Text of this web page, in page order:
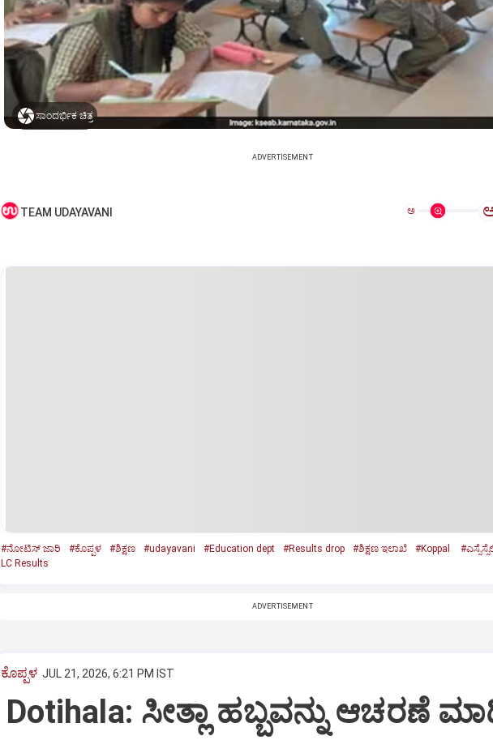
ಸಾಂದರ್ಭಿಕ ಚಿತ್ರ
ADVERTISEMENT
TEAM UDAYAVANI ಅ
#ನೋಟಿಸ್‌ ಜಾರಿ #ಕೊಪ್ಪಳ #ಶಿಕ್ಷಣ #udayavani #Education dept #Results drop #ಶಿಕ್ಷಣ ಇಲಾಖೆ #Koppal
LC Results
ADVERTISEMENT
ಕೊಪ್ಪಳ JUL 21, 2026, 6:21 PM IST
Dotihala: ಸೀತ್ಲಾ ಹಬ್ಬವನ್ನು ಆಚರಣೆ